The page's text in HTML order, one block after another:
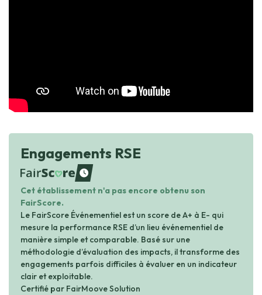
Engagements RSE
waiting
Cet établissement n'a pas encore obtenu son
FairScore.
Le FairScore Événementiel est un score de A+ à E- qui
mesure la performance RSE d’un lieu événementiel de
manière simple et comparable. Basé sur une
méthodologie d’évaluation des impacts, il transforme des
engagements parfois difficiles à évaluer en un indicateur
clair et exploitable.
Certifié par FairMoove Solution